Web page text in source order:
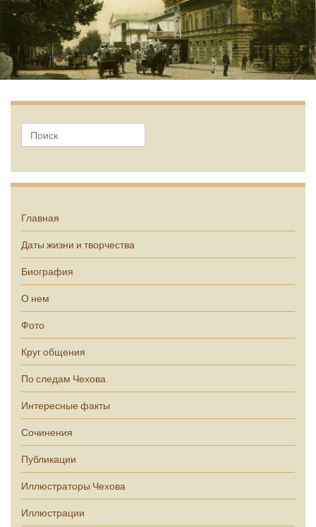
Главная
Даты жизни и творчества
Биография
О нем
Фото
Круг общения
По следам Чехова
Интересные факты
Сочинения
Публикации
Иллюстраторы Чехова
Иллюстрации